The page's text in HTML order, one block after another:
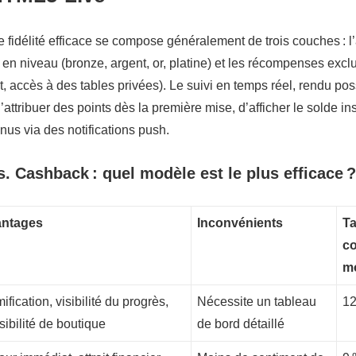
fidélité efficace se compose généralement de trois couches :
niveau (bronze, argent, or, platine) et les récompenses
accès à des tables privées). Le suivi en temps réel, rendu
des points dès la première mise, d’afficher le solde
via des notifications push.
Cashback : quel modèle est le plus efficace ?
Inconvénients
visibilité du progrès,
de boutique
Nécessite un tableau
de bord détaillé